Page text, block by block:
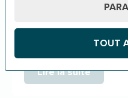
TOUT
Vous pensez que votre
dans votre projet…
Lire la suite